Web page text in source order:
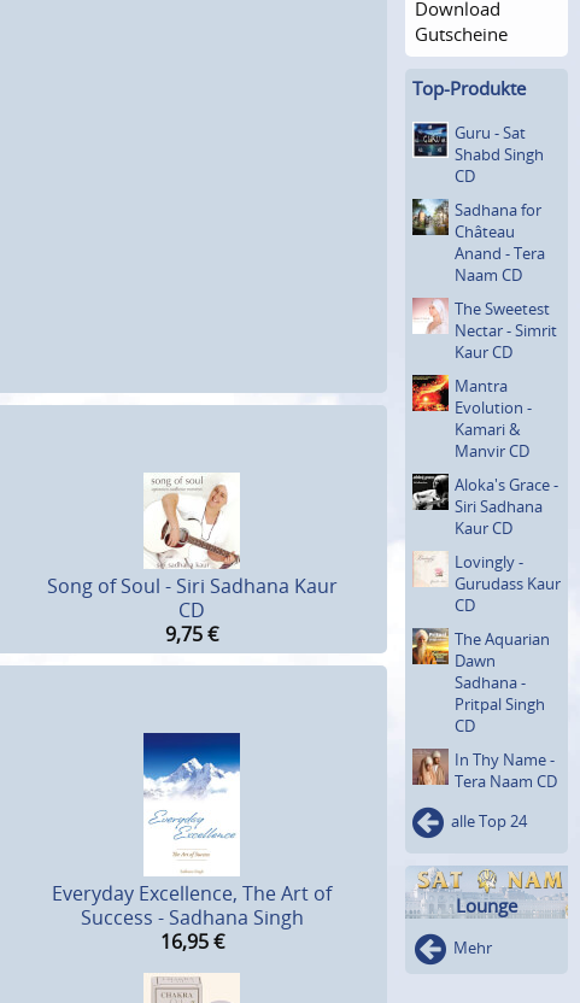
Song of Soul - Siri Sadhana Kaur
CD
9,75€
Everyday Excellence, The Art of
Success - Sadhana Singh
16,95 €
Download
Gutscheine
Top-Produkte
Guru - Sat
Shabd Singh
CD
Sadhana for
Château
Anand - Tera
Naam CD
The Sweetest
Nectar - Simrit
Kaur CD
Mantra
Evolution -
Kamari &
Manvir CD
Aloka's Grace -
Siri Sadhana
Kaur CD
Lovingly -
Gurudass Kaur
CD
The Aquarian
Dawn
Sadhana -
Pritpal Singh
CD
In Thy Name -
Tera Naam CD
alle Top 24
Lounge
Mehr